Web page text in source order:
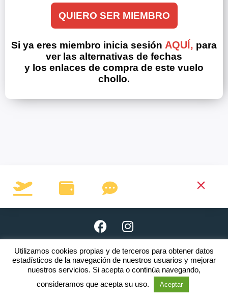
QUIERO SER MIEMBRO
Si ya eres miembro inicia sesión AQUÍ, para
ver las alternativas de fechas
y los enlaces de compra de este vuelo
chollo.
Copyright © 2026 · www.clubnomada.es
El incumplimiento de una o variasReglasserá motivo de expulsión.
Política de privacidad Política de cookies
Utilizamos cookies propias y de terceros para obtener datos
estadísticos de la navegación de nuestros usuarios y mejorar
nuestros servicios. Si acepta o continúa navegando,
consideramos que acepta su uso.
Aceptar